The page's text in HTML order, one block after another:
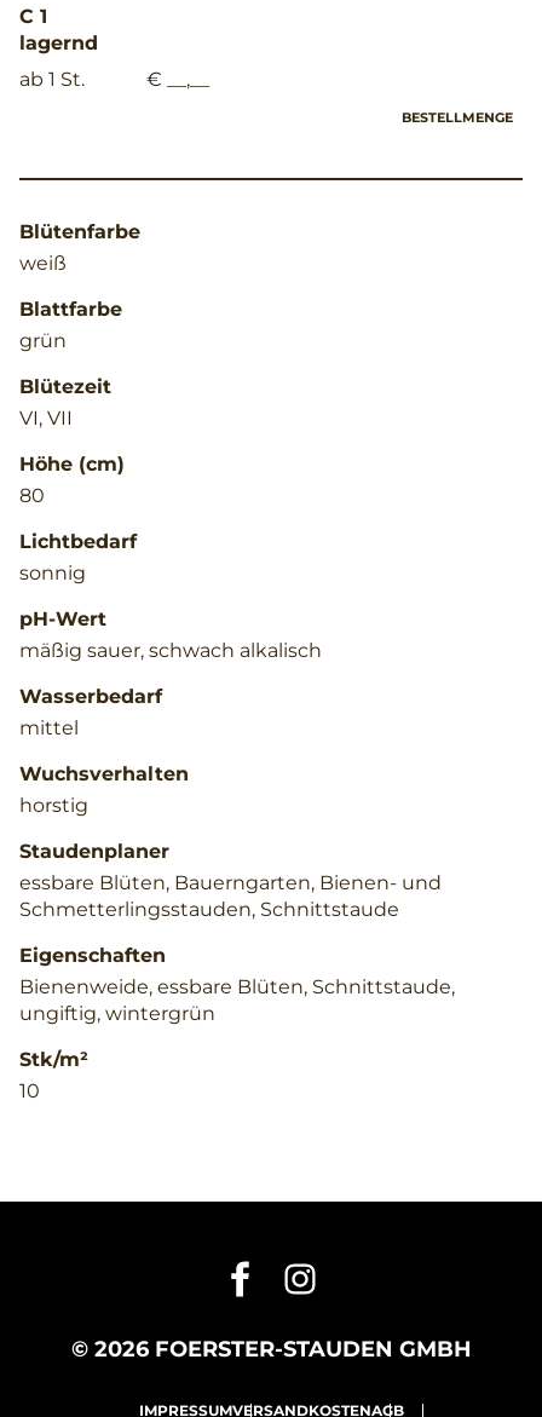
C 1
lagernd
ab 1 St.
€ __,__
BESTELLMENGE
Blütenfarbe
weiß
Blattfarbe
grün
Blütezeit
VI, VII
Höhe (cm)
80
Lichtbedarf
sonnig
pH-Wert
mäßig sauer, schwach alkalisch
Wasserbedarf
mittel
Wuchsverhalten
horstig
Staudenplaner
essbare Blüten, Bauerngarten, Bienen- und
Schmetterlingsstauden, Schnittstaude
Eigenschaften
Bienenweide, essbare Blüten, Schnittstaude,
ungiftig, wintergrün
Stk/m²
10
© 2026 FOERSTER-STAUDEN GMBH
IMPRESSUMVERSANDKOSTENAGB